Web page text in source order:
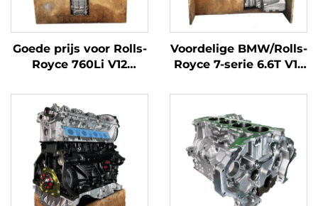
Goede prijs voor Rolls-
Royce 760Li V12
N74B66 6.6T kopstuk
motorblok BMW-
gemaakt in USA
Voordelige BMW/Rolls-
Royce 7-serie 6.6T V12
nieuw N74 B66 motor
voor BMW 760i